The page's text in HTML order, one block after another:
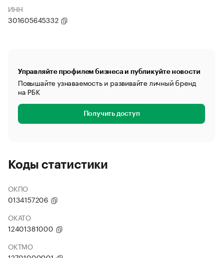
ИНН
301605645332
Управляйте профилем бизнеса и публикуйте новости
Повышайте узнаваемость и развивайте личный бренд
на РБК
Получить доступ
Коды статистики
ОКПО
0134157206
ОКАТО
12401381000
ОКТМО